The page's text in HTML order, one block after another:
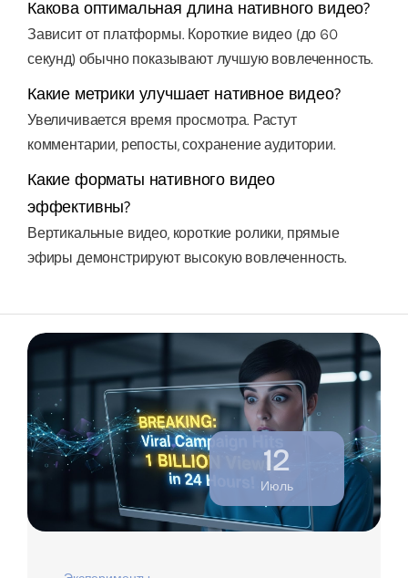
Какова оптимальная длина нативного видео?
Зависит от платформы. Короткие видео (до 60
секунд) обычно показывают лучшую вовлеченность.
Какие метрики улучшает нативное видео?
Увеличивается время просмотра. Растут
комментарии, репосты, сохранение аудитории.
Какие форматы нативного видео
эффективны?
Вертикальные видео, короткие ролики, прямые
эфиры демонстрируют высокую вовлеченность.
12
Июль